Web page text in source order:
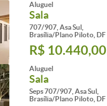
Aluguel
Sala
707/907, Asa Sul,
Brasília/Plano Piloto, DF
R$ 10.440,00
Aluguel
Sala
Seps 707/907, Asa Sul,
Brasília/Plano Piloto, DF